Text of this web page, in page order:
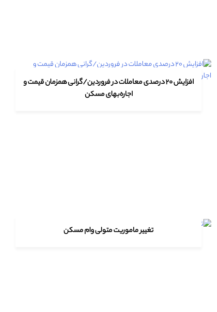
افزایش ۲۰ درصدی معاملات در فروردین/گرانی همزمان قیمت و
اجاره‌بهای مسکن
تغییر ماموریت متولی وام مسکن